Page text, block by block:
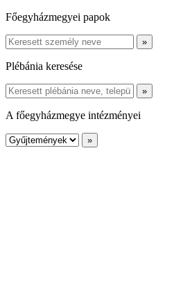
Főegyházmegyei papok
Plébánia keresése
A főegyházmegye intézményei